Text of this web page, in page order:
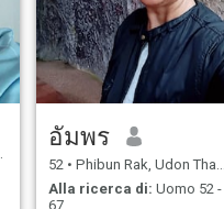
อัมพร
52 • Phibun Rak, Udon Thani, Thailandia
Alla ricerca di: Uomo 52 -
67